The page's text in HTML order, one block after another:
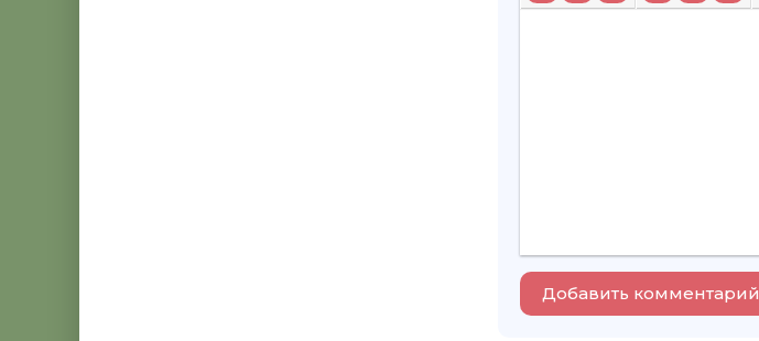
Добавить комментарий